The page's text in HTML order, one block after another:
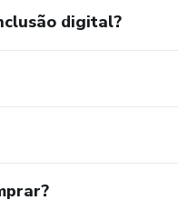
digital?